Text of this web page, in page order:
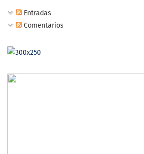
Entradas
Comentarios